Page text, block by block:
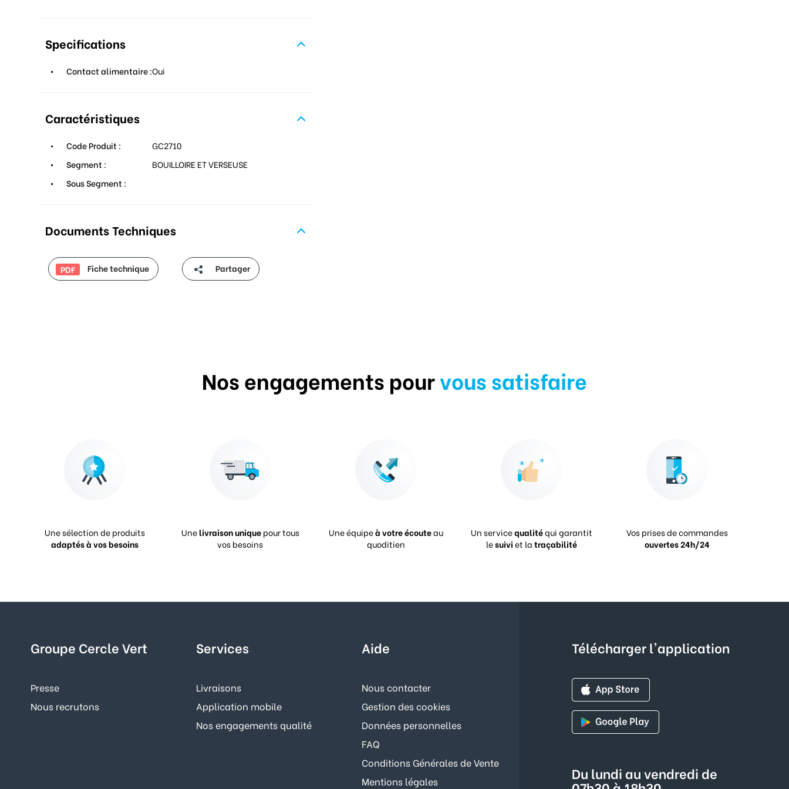
Specifications
Contact alimentaire :Oui
Caractéristiques
Code Produit :
GC2710
Segment :
BOUILLOIRE ET VERSEUSE
Sous Segment :
Documents Techniques
PDF Fiche technique Partager
Nos engagements pourvous satisfaire
Une sélection de produits
adaptés à vos besoins
Unelivraison uniquepour tous
vos besoins
Une équipeà votre écouteau
quoditien
Un servicequalitéqui garantit
lesuiviet latraçabilité
Vos prises de commandes
ouvertes 24h/24
Groupe Cercle Vert
Presse
Nous recrutons
Services
Livraisons
Application mobile
Nos engagements qualité
Aide
Nous contacter
Gestion des cookies
Données personnelles
FAQ
Conditions Générales de Vente
Mentions légales
Télécharger l'application
Du lundi au vendredi de